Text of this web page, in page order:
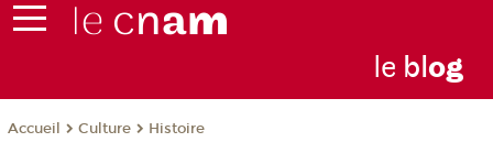
le blog
Accueil Culture Histoire